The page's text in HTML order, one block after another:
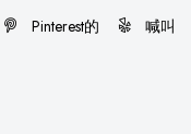
Pinterest的 喊叫